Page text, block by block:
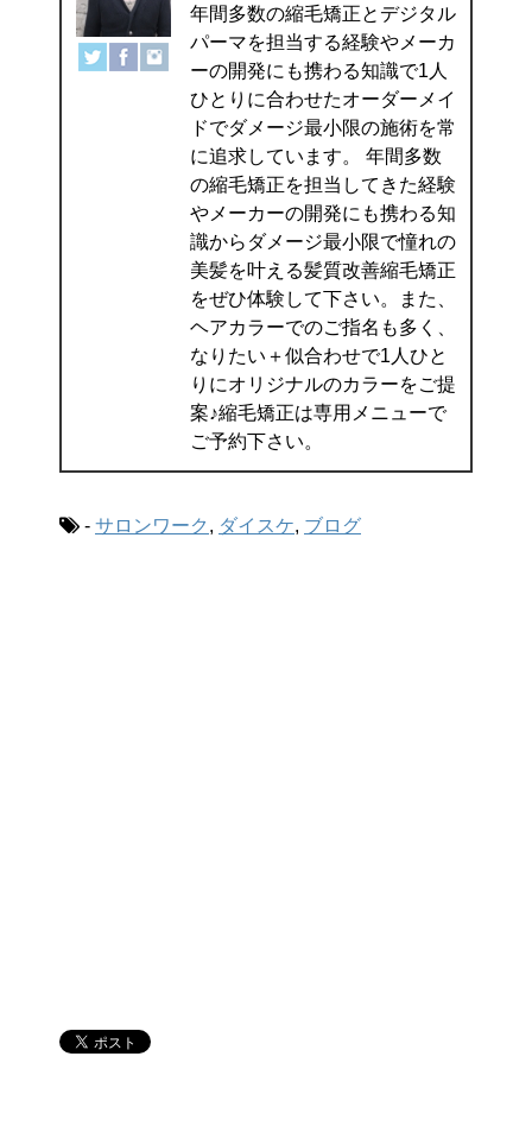
年間多数の縮毛矯正とデジタル
パーマを担当する経験やメーカ
ーの開発にも携わる知識で1人
ひとりに合わせたオーダーメイ
ドでダメージ最小限の施術を常
に追求しています。 年間多数
の縮毛矯正を担当してきた経験
やメーカーの開発にも携わる知
識からダメージ最小限で憧れの
美髪を叶える髪質改善縮毛矯正
をぜひ体験して下さい。また、
ヘアカラーでのご指名も多く、
なりたい＋似合わせで1人ひと
りにオリジナルのカラーをご提
案♪縮毛矯正は専用メニューで
ご予約下さい。
- サロンワーク , ダイスケ, ブログ